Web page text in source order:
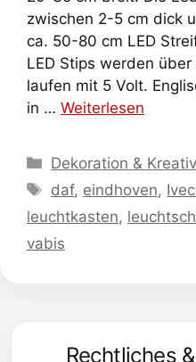
zwischen 2-5 cm dick
ca. 50-80 cm LED
LED Stips werden
laufen mit 5 Volt.
in … Weiterlesen
Kategorien
Dekoration &
Schlagwörter
daf, eindhoven,
leuchtkasten,
vabis
Rechtliches